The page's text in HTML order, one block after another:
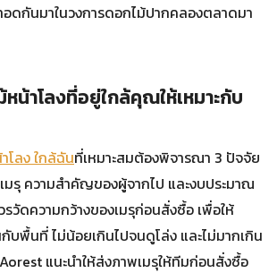
ดกันมาในวงการดอกไม้ปากคลองตลาดมา
น้าโลงที่อยู่ใกล้คุณให้เหมาะกับ
โลง ใกล้ฉันที่เหมาะสมต้องพิจารณา 3 ปัจจัย
รุ ความสำคัญของผู้จากไป และงบประมาณ
วัดความกว้างของเมรุก่อนสั่งซื้อ เพื่อให้
พื้นที่ ไม่น้อยเกินไปจนดูโล่ง และไม่มากเกิน
แนะนำให้ส่งภาพเมรุให้ทีมก่อนสั่งซื้อ